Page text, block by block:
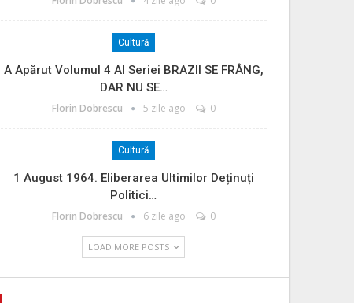
Cultură
A Apărut Volumul 4 Al Seriei BRAZII SE FRÂNG,
DAR NU SE…
Florin Dobrescu 5 zile ago 0
Cultură
1 August 1964. Eliberarea Ultimilor Deținuți
Politici…
Florin Dobrescu 6 zile ago 0
LOAD MORE POSTS